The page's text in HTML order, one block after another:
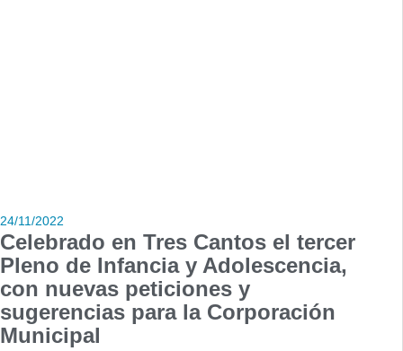
24/11/2022
Celebrado en Tres Cantos el tercer
Pleno de Infancia y Adolescencia,
con nuevas peticiones y
sugerencias para la Corporación
Municipal